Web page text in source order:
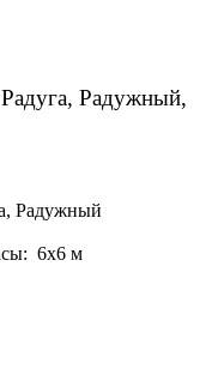
Радужный,
Радужный
6х6 м